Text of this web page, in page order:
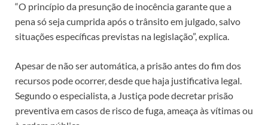
“O princípio da presunção de inocência garante que a
pena só seja cumprida após o trânsito em julgado, salvo
situações específicas previstas na legislação”, explica.
Apesar de não ser automática, a prisão antes do fim dos
recursos pode ocorrer, desde que haja justificativa legal.
Segundo o especialista, a Justiça pode decretar prisão
preventiva em casos de risco de fuga, ameaça às vítimas ou